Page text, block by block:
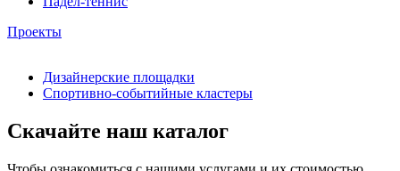
Проекты
Дизайнерские площадки
Спортивно-событийные кластеры
Скачайте наш каталог